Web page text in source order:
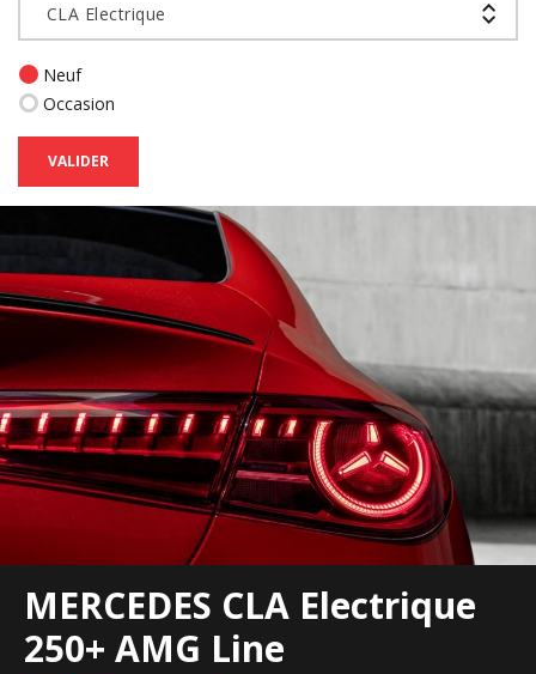
CLA Electrique
Neuf
Occasion
VALIDER
MERCEDES CLA Electrique
250+ AMG Line